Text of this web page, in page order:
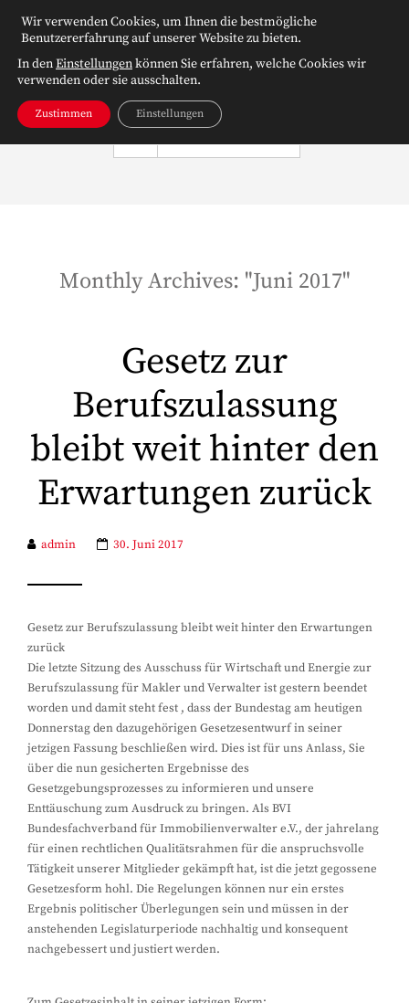
Monthly Archives: "Juni 2017"
Gesetz zur
Berufszulassung
bleibt weit hinter den
Erwartungen zurück
admin 30. Juni 2017
Gesetz zur Berufszulassung bleibt weit hinter den Erwartungen
zurück
Die letzte Sitzung des Ausschuss für Wirtschaft und Energie zur
Berufszulassung für Makler und Verwalter ist gestern beendet
worden und damit steht fest , dass der Bundestag am heutigen
Donnerstag den dazugehörigen Gesetzesentwurf in seiner
jetzigen Fassung beschließen wird. Dies ist für uns Anlass, Sie
über die nun gesicherten Ergebnisse des
Gesetzgebungsprozesses zu informieren und unsere
Enttäuschung zum Ausdruck zu bringen. Als BVI
Bundesfachverband für Immobilienverwalter e.V., der jahrelang
für einen rechtlichen Qualitätsrahmen für die anspruchsvolle
Tätigkeit unserer Mitglieder gekämpft hat, ist die jetzt gegossene
Gesetzesform hohl. Die Regelungen können nur ein erstes
Ergebnis politischer Überlegungen sein und müssen in der
anstehenden Legislaturperiode nachhaltig und konsequent
nachgebessert und justiert werden.
Wir verwenden Cookies, um Ihnen die bestmögliche
Benutzererfahrung auf unserer Website zu bieten.
In denEinstellungenkönnen Sie erfahren, welche Cookies wir
verwenden oder sie ausschalten.
Zustimmen Einstellungen